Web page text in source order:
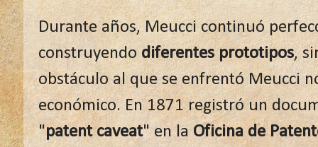
Durante años, Meucci continuó
construyendodiferentes prototipos,
obstáculo al que se enfrentó Meucci
económico. En 1871 registró un
"patent caveat" en laOficina de